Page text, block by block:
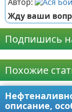
Жду ваши
Подпишись
Похожие
описание,